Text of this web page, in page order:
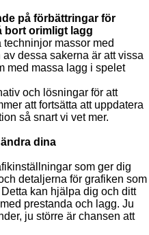
på förbättringar för
bort orimligt lagg
techninjor massor med
dessa sakerna är att vissa
med massa lagg i spelet
och lösningar för att
att fortsätta att uppdatera
så snart vi vet mer.
dina
som ger dig
detaljerna för grafiken som
kan hjälpa dig och ditt
prestanda och lagg. Ju
ju större är chansen att